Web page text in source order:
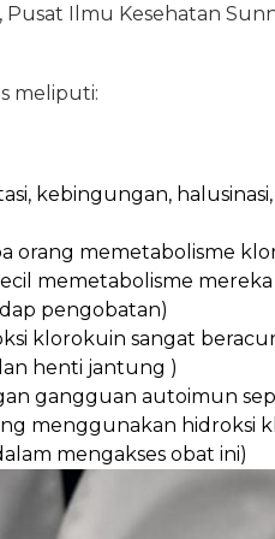
Pusat Ilmu Kesehatan
meliputi:
kebingungan,
orang memetabolisme
memetabolisme
pengobatan)
klorokuin sangat
henti jantung )
gangguan autoimun
menggunakan
mengakses obat ini)